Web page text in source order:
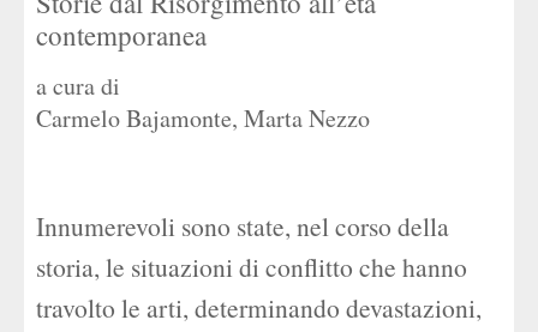
contemporanea
a cura di
Carmelo Bajamonte, Marta Nezzo
Innumerevoli sono state, nel corso della
storia, le situazioni di conflitto che hanno
travolto le arti, determinando devastazioni,